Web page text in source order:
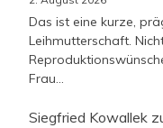
Das ist eine kurze,
Leihmutterschaft.
Frau…
Siegfried Kowallek